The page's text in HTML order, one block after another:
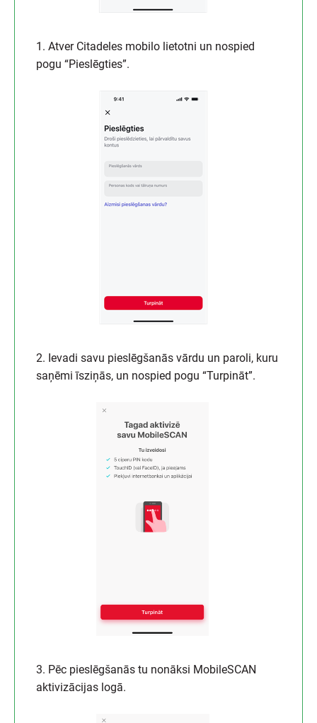
1. Atver Citadeles mobilo lietotni un nospied
pogu “Pieslēgties”.
2. Ievadi savu pieslēgšanās vārdu un paroli, kuru
saņēmi īsziņās, un nospied pogu “Turpināt”.
3. Pēc pieslēgšanās tu nonāksi MobileSCAN
aktivizācijas logā.